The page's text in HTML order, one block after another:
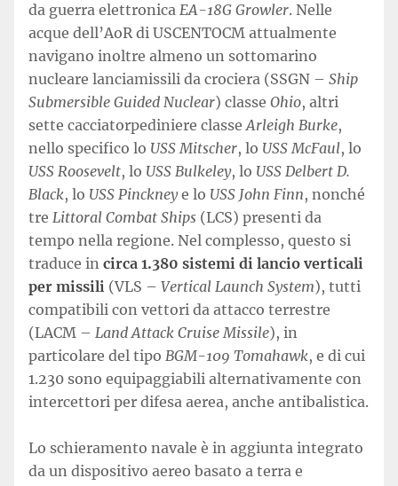
da guerra elettronica EA-18G Growler. Nelle
acque dell’AoR di USCENTOCM attualmente
navigano inoltre almeno un sottomarino
nucleare lanciamissili da crociera (SSGN – Ship
Submersible Guided Nuclear) classe Ohio, altri
sette cacciatorpediniere classeArleigh Burke,
nello specifico lo USS Mitscher, lo USS McFaul, lo
USS Roosevelt, lo USS Bulkeley, lo USS Delbert D.
Black, lo USS Pinckneye lo USS John Finn, nonché
tre Littoral Combat Ships (LCS) presenti da
tempo nella regione. Nel complesso, questo si
traduce in circa 1.380 sistemi di lancio verticali
per missili (VLS – Vertical Launch System), tutti
compatibili con vettori da attacco terrestre
(LACM – Land Attack Cruise Missile), in
particolare del tipo BGM-109 Tomahawk, e di cui
1.230 sono equipaggiabili alternativamente con
intercettori per difesa aerea, anche antibalistica.
Lo schieramento navale è in aggiunta integrato
da un dispositivo aereo basato a terra e